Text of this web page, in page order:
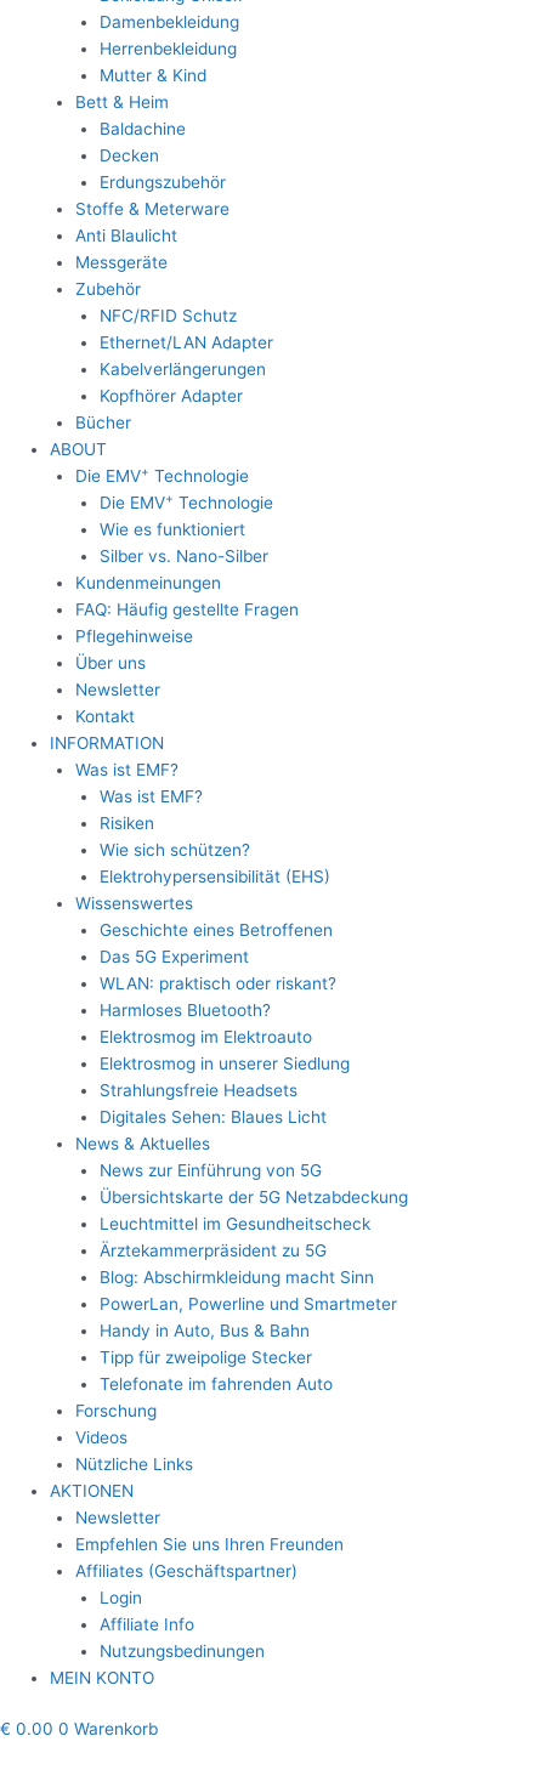
Damenbekleidung
Herrenbekleidung
Mutter & Kind
Bett & Heim
Baldachine
Decken
Erdungszubehör
Stoffe & Meterware
Anti Blaulicht
Messgeräte
Zubehör
NFC/RFID Schutz
Ethernet/LAN Adapter
Kabelverlängerungen
Kopfhörer Adapter
Bücher
ABOUT
Die EMV+ Technologie
Die EMV+ Technologie
Wie es funktioniert
Silber vs. Nano-Silber
Kundenmeinungen
FAQ: Häufig gestellte Fragen
Pflegehinweise
Über uns
Newsletter
Kontakt
INFORMATION
Was ist EMF?
Was ist EMF?
Risiken
Wie sich schützen?
Elektrohypersensibilität (EHS)
Wissenswertes
Geschichte eines Betroffenen
Das 5G Experiment
WLAN: praktisch oder riskant?
Harmloses Bluetooth?
Elektrosmog im Elektroauto
Elektrosmog in unserer Siedlung
Strahlungsfreie Headsets
Digitales Sehen: Blaues Licht
News & Aktuelles
News zur Einführung von 5G
Übersichtskarte der 5G Netzabdeckung
Leuchtmittel im Gesundheitscheck
Ärztekammerpräsident zu 5G
Blog: Abschirmkleidung macht Sinn
PowerLan, Powerline und Smartmeter
Handy in Auto, Bus & Bahn
Tipp für zweipolige Stecker
Telefonate im fahrenden Auto
Forschung
Videos
Nützliche Links
AKTIONEN
Newsletter
Empfehlen Sie uns Ihren Freunden
Affiliates (Geschäftspartner)
Login
Affiliate Info
Nutzungsbedinungen
MEIN KONTO
€ 0.00 0 Warenkorb